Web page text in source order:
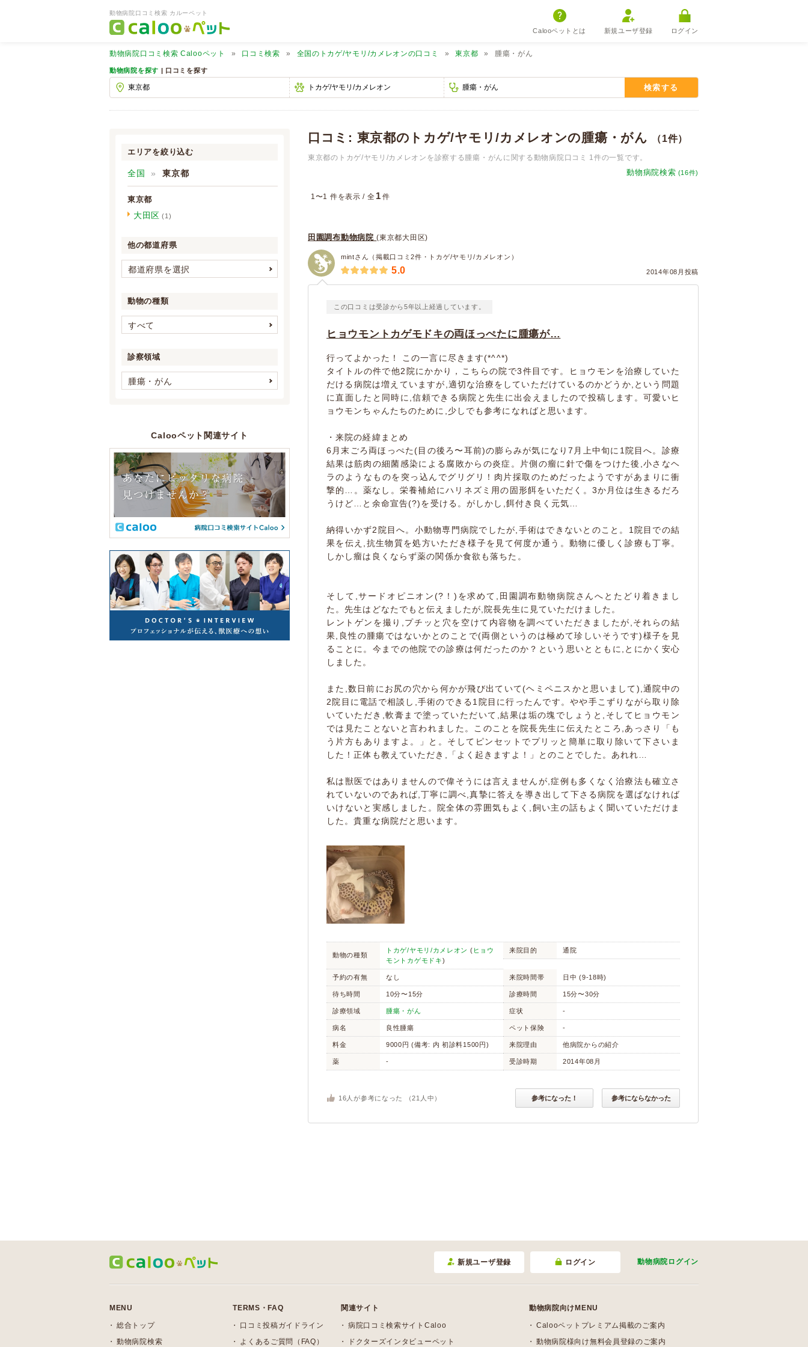
動物病院口コミ検索 カルーペット
Calooペットとは 新規ユーザ登録 ログイン
動物病院口コミ検索 Calooペット 口コミ検索 全国のトカゲ/ヤモリ/カメレオンの口コミ 東京都 腫瘍・がん
動物病院を探す | 口コミを探す
検索する
口コミ: 東京都のトカゲ/ヤモリ/カメレオンの腫瘍・がん （1件）
東京都のトカゲ/ヤモリ/カメレオンを診察する腫瘍・がんに関する動物病院口コミ 1件の一覧です。
動物病院検索 (16件)
1〜1 件を表示 / 全 1 件
田園調布動物病院(東京都大田区)
mintさん（掲載口コミ2件・トカゲ/ヤモリ/カメレオン）
2014年08月投稿
5.0
この口コミは受診から5年以上経過しています。
ヒョウモントカゲモドキの両ほっぺたに腫瘍が…
行ってよかった！ この一言に尽きます(*^^*)
タイトルの件で他2院にかかり，こちらの院で3件目です。ヒョウモンを治療していた
だける病院は増えていますが,適切な治療をしていただけているのかどうか,という問題
に直面したと同時に,信頼できる病院と先生に出会えましたので投稿します。可愛いヒ
ョウモンちゃんたちのために,少しでも参考になればと思います。
・来院の経緯まとめ
6月末ごろ両ほっぺた(目の後ろ〜耳前)の膨らみが気になり7月上中旬に1院目へ。診療
結果は筋肉の細菌感染による腐敗からの炎症。片側の瘤に針で傷をつけた後,小さなヘ
ラのようなものを突っ込んでグリグリ！肉片採取のためだったようですがあまりに衝
撃的…。薬なし。栄養補給にハリネズミ用の固形餌をいただく。3か月位は生きるだろ
うけど…と余命宣告(?)を受ける。がしかし,餌付き良く元気…
納得いかず2院目へ。小動物専門病院でしたが,手術はできないとのこと。1院目での結
果を伝え,抗生物質を処方いただき様子を見て何度か通う。動物に優しく診療も丁寧。
しかし瘤は良くならず薬の関係か食欲も落ちた。
そして,サードオピニオン(?！)を求めて,田園調布動物病院さんへとたどり着きまし
た。先生はどなたでもと伝えましたが,院長先生に見ていただけました。
レントゲンを撮り,プチッと穴を空けて内容物を調べていただきましたが,それらの結
果,良性の腫瘍ではないかとのことで(両側というのは極めて珍しいそうです)様子を見
ることに。今までの他院での診療は何だったのか？という思いとともに,とにかく安心
しました。
また,数日前にお尻の穴から何かが飛び出ていて(ヘミペニスかと思いまして),通院中の
2院目に電話で相談し,手術のできる1院目に行ったんです。やや手こずりながら取り除
いていただき,軟膏まで塗っていただいて,結果は垢の塊でしょうと,そしてヒョウモン
では見たことないと言われました。このことを院長先生に伝えたところ,あっさり「も
う片方もありますよ。」と。そしてピンセットでプリッと簡単に取り除いて下さいま
した！正体も教えていただき,「よく起きますよ！」とのことでした。あれれ…
私は獣医ではありませんので偉そうには言えませんが,症例も多くなく治療法も確立さ
れていないのであれば,丁寧に調べ,真摯に答えを導き出して下さる病院を選ばなければ
いけないと実感しました。院全体の雰囲気もよく,飼い主の話もよく聞いていただけま
した。貴重な病院だと思います。
動物の種類
トカゲ/ヤモリ/カメレオン ( ヒョウ
モントカゲモドキ)
来院目的 通院
予約の有無 なし 来院時間帯 日中 (9-18時)
待ち時間 10分〜15分 診療時間 15分〜30分
診療領域 腫瘍・がん 症状 -
病名 良性腫瘍 ペット保険 -
料金 9000円 (備考: 内 初診料1500円) 来院理由 他病院からの紹介
薬 - 受診時期 2014年08月
16 人が参考になった （21 人中） 参考になった！ 参考にならなかった
エリアを絞り込む
全国 東京都
東京都
大田区 (1)
他の都道府県
都道府県を選択
石川県 (1)
動物の種類
すべて
(129) ネコ (68)
ウサギ (8) ハムスター (20)
モルモット (2) フェレット (6)
シマリス チンチラ
(0) (0)
(0)
(0) マウス/ラット
(4)
フィンチ (2) インコ/オウム (2)
アヒル (0) 鶏 (0)
ガチョウ (0) カモ (0)
(0)
カエル (0)
サンショウウオ/イモ
トカゲ/ヤモリ/カメレ
オン
(1)
カメ
ヘビ (0)
(0) (0)
(0)
その他 (4)
診察領域
腫瘍・がん
(0) 眼科系疾患 (1)
皮膚系疾患 (2) 脳・神経系疾患 (1)
消化器系疾患
(3)
(0) 内分泌代謝系疾患 (1)
血液・免疫系疾患 (1) (0)
(0) (0)
生殖器系疾患 (1) (0)
寄生虫 (2) 腫瘍・がん (1)
(0) (0)
Calooペット関連サイト
新規ユーザ登録 ログイン 動物病院 ログイン
MENU
総合トップ
動物病院検索
TERMS・FAQ
口コミ投稿ガイドライン
よくあるご質問（FAQ）
関連サイト
病院口コミ検索サイトCaloo
ドクターズインタビューペット
動物病院向けMENU
Calooペットプレミアム掲載のご案内
動物病院様向け無料会員登録のご案内